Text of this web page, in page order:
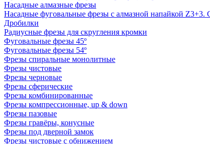
Насадные алмазные фрезы
Насадные фуговальные фрезы с алмазной напайкой Z3+3.
Дробилки
Радиусные фрезы для скругления кромки
Фуговальные фрезы 45º
Фуговальные фрезы 54º
Фрезы спиральные монолитные
Фрезы чистовые
Фрезы черновые
Фрезы сферические
Фрезы комбинированные
Фрезы компрессионные, up & down
Фрезы пазовые
Фрезы гравёры, конусные
Фрезы под дверной замок
Фрезы чистовые с обнижением